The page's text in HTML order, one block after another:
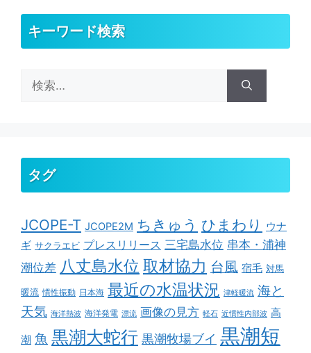
キーワード検索
索:
タグ
JCOPE-T JCOPE2M ちきゅう ひまわり
ウナ
ギ サクラエビ プレスリリース 三宅島水位 串本・浦神
潮位差 八丈島水位 取材協力 台風 宿毛 対馬
暖流 慣性振動 日本海 最近の水温状況 津軽暖流 海と
天気 海洋熱波 海洋発電 漂流 画像の見方 軽石 近慣性内部波 高
潮 魚 黒潮大蛇行 黒潮牧場ブイ 黒潮短